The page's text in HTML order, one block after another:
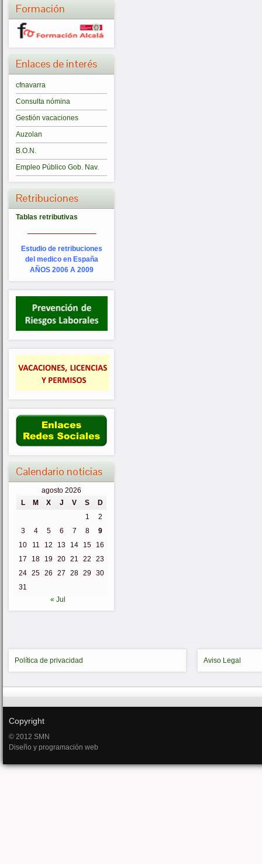
Formación
Enlaces de interés
cfnavarra
Consulta nómina
Gestión vacaciones
Auzolan
B.O.N.
Empleo Público Gob. Nav.
Retribuciones
Tablas retributivas
Estudio de retribuciones
del medico en España
AÑOS 2006 A 2009
Calendario noticias
agosto 2026
L
M X J V S
D
1
2
3
4 5 6 7 8
9
10
11 12 13 14 15
16
17
18 19 20 21 22
23
24 25 26 27 28 29 30
31
« Jul
Política de privacidad Aviso Legal
Copyright
© 2012 SMN
Diseño y programación web